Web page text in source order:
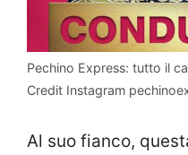
Pechino Express: tutto il
Credit Instagram
Al suo fianco,